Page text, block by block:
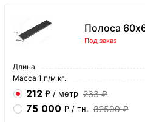
Полоса
Под заказ
Длина
Масса 1 п/м кг.
212 ₽ / метр 233 ₽
75 000 ₽ / тн. 82500 ₽